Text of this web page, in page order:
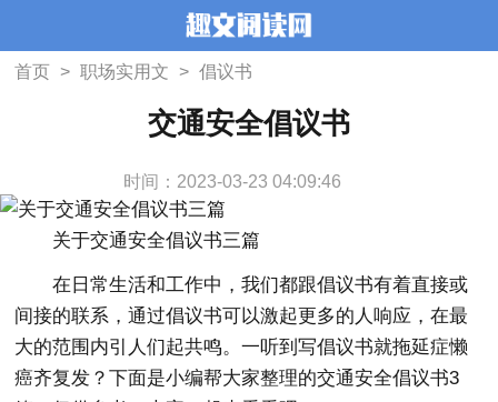
首页 > 职场实用文 > 倡议书
交通安全倡议书
时间：2023-03-23 04:09:46
关于交通安全倡议书三篇
在日常生活和工作中，我们都跟倡议书有着直接或
间接的联系，通过倡议书可以激起更多的人响应，在最
大的范围内引人们起共鸣。一听到写倡议书就拖延症懒
癌齐复发？下面是小编帮大家整理的交通安全倡议书3